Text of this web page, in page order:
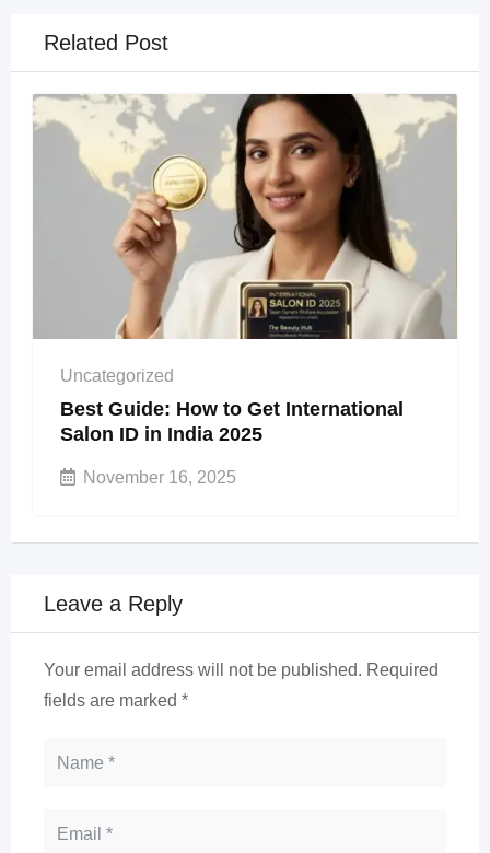
Related Post
Uncategorized
Best Guide: How to Get International
Salon ID in India 2025
November 16, 2025
Leave a Reply
Your email address will not be published. Required
fields are marked *